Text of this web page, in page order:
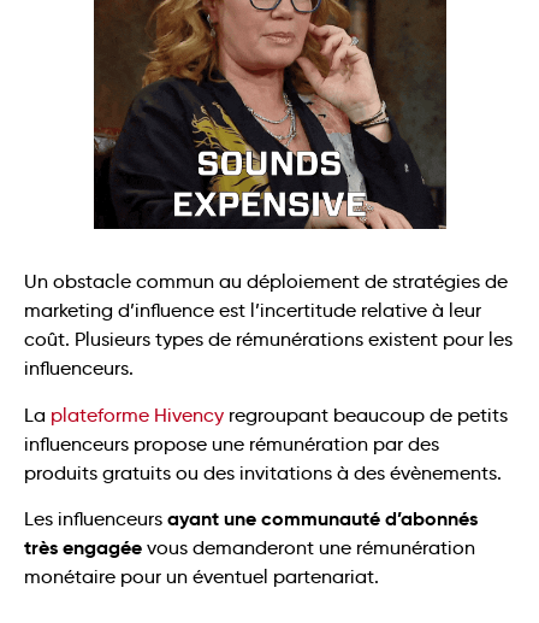
Un obstacle commun au déploiement de stratégies de
marketing d’influence est l’incertitude relative à leur
coût. Plusieurs types de rémunérations existent pour les
influenceurs.
La plateforme Hivency regroupant beaucoup de petits
influenceurs propose une rémunération par des
produits gratuits ou des invitations à des évènements.
Les influenceurs ayant une communauté d’abonnés
très engagée vous demanderont une rémunération
monétaire pour un éventuel partenariat.